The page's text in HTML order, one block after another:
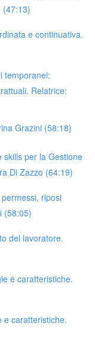
(47:13)
e continuativa.
temporanei:
Relatrice:
Grazini (58:18)
skills per la Gestione
Di Zazzo (64:19)
riposi
(58:05)
del lavoratore.
e caratteristiche.
e caratteristiche.